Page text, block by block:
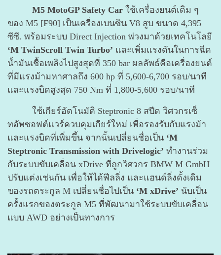
M5 MotoGP Safety Car ใช้เครื่องยนต์เดิม ๆ
ของ M5 [F90] เป็นเครื่องเบนซิน V8 สูบ ขนาด 4,395
ซีซี. พร้อมระบบ Direct Injection พ่วงมาด้วยเทคโนโลยี
‘M TwinScroll Twin Turbo’ และเพิ่มแรงดันในการฉีด
น้ำมันเชื้อเพลิงไปสูงสุดที่ 350 bar ผลลัพธ์คือเครื่องยนต์
ที่มีแรงม้ามหาศาลถึง 600 hp ที่ 5,600-6,700 รอบ/นาที
และแรงบิดสูงสุด 750 Nm ที่ 1,800-5,600 รอบ/นาที
ใช้เกียร์อัตโนมัติ Steptronic 8 สปีด วิศวกรเซ็
ทอัพซอฟต์แวร์ควบคุมเกียร์ใหม่ เพื่อรองรับกับแรงม้า
และแรงบิดที่เพิ่มขึ้น จากนั้นเปลี่ยนชื่อเป็น ‘M
Steptronic Transmission with Drivelogic’ ทำงานร่วม
กับระบบขับเคลื่อน xDrive ที่ถูกวิศวกร BMW M GmbH
ปรับแต่งเช่นกัน เพื่อให้ได้ฟีลลิ่ง และแฮนด์ลิ่งดั้งเดิม
ของรถตระกูล M เปลี่ยนชื่อไปเป็น ‘M xDrive’ นับเป็น
ครั้งแรกของตระกูล M5 ที่พัฒนามาใช้ระบบขับเคลื่อน
แบบ AWD อย่างเป็นทางการ